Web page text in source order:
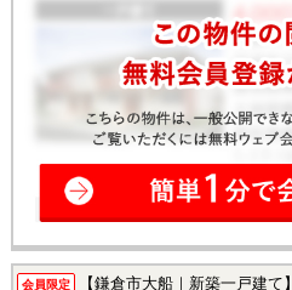
会員限定 【鎌倉市大船｜新築一戸建て】